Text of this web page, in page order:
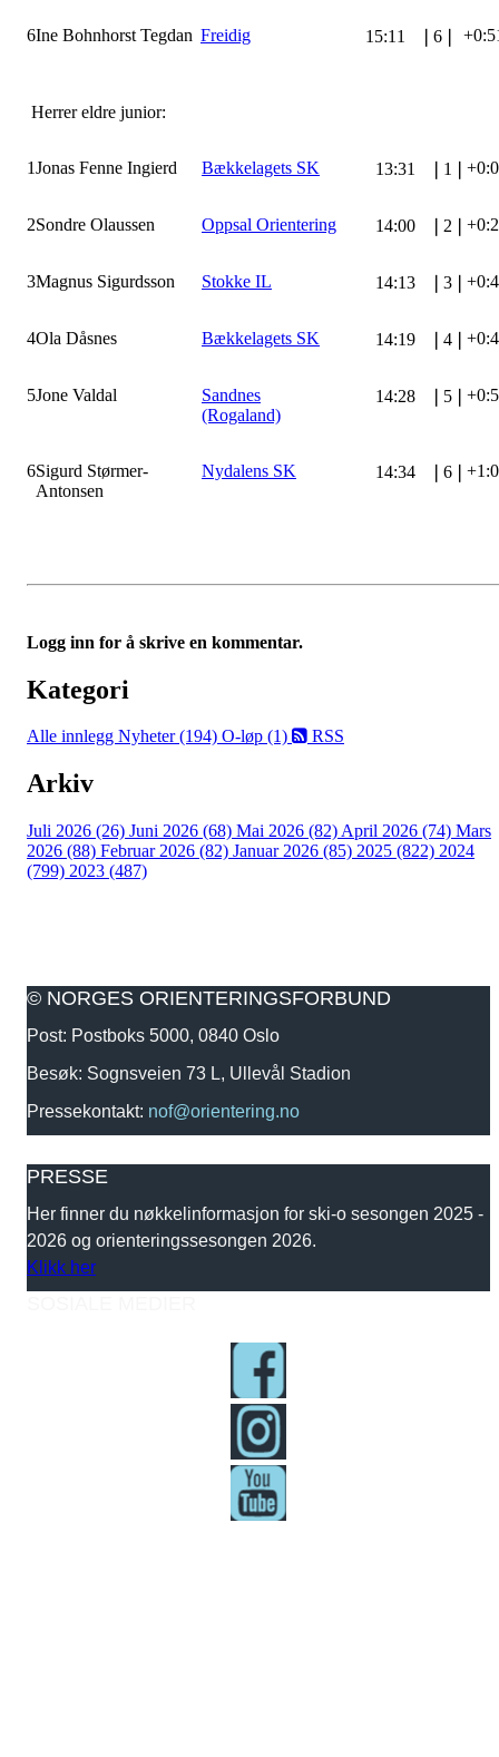
6Ine Bohnhorst Tegdan Freidig 15:11 6
Herrer eldre junior:
1Jonas Fenne Ingierd Bækkelagets SK 13:31 1
2Sondre Olaussen Oppsal Orientering 14:00 2
3Magnus Sigurdsson Stokke IL 14:13 3
4Ola Dåsnes Bækkelagets SK 14:19 4
5Jone Valdal
Sandnes
(Rogaland)
14:28 5
6Sigurd Størmer-
Antonsen
Nydalens SK 14:34 6
Logg inn for å skrive en kommentar.
Kategori
Alle innlegg Nyheter (194) O-løp (1) RSS
Arkiv
Juli 2026 (26) Juni 2026 (68) Mai 2026 (82) April 2026 (74) Mars
2026 (88) Februar 2026 (82) Januar 2026 (85) 2025 (822) 2024
(799) 2023 (487)
© NORGES ORIENTERINGSFORBUND
Post: Postboks 5000, 0840 Oslo
Besøk: Sognsveien 73 L, Ullevål Stadion
Pressekontakt: nof@orientering.no
PRESSE
Her finner du nøkkelinformasjon for ski-o sesongen 2025 -
2026 og orienteringssesongen 2026.
Klikk her